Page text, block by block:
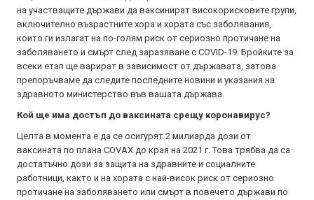
на участващите държави да ваксинират високорисковите групи,
включително възрастните хора и хората със заболявания,
които ги излагат на по-голям риск от сериозно протичане на
заболяването и смърт след заразяване с COVID-19. Бройките за
всеки етап ще варират в зависимост от държавата, затова
препоръчваме да следите последните новини и указания на
здравното министерство във вашата държава.
Кой ще има достъп до ваксината срещу коронавирус?
Целта в момента е да се осигурят 2 милиарда дози от
ваксината по плана COVAX до края на 2021 г. Това трябва да са
достатъчно дози за защита на здравните и социалните
работници, както и на хората с най-висок риск от сериозно
протичане на заболяването или смърт в повечето държави по